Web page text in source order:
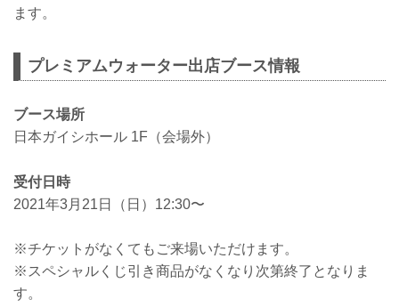
ます。
プレミアムウォーター出店ブース情報
ブース場所
日本ガイシホール 1F（会場外）
受付日時
2021年3月21日（日）12:30〜
※チケットがなくてもご来場いただけます。
※スペシャルくじ引き商品がなくなり次第終了となりま
す。